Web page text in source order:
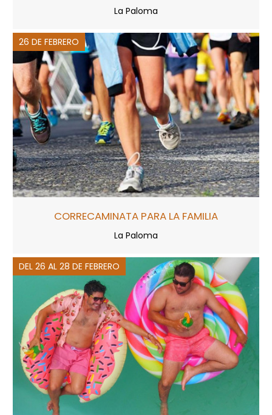
La Paloma
26 DE FEBRERO
CORRECAMINATA PARA LA FAMILIA
La Paloma
DEL 26 AL 28 DE FEBRERO